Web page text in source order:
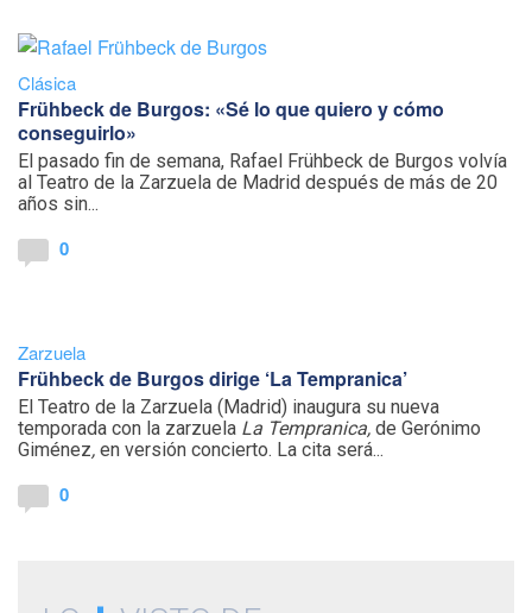
Clásica
Frühbeck de Burgos: «Sé lo que quiero y cómo
conseguirlo»
El pasado fin de semana, Rafael Frühbeck de Burgos volvía
al Teatro de la Zarzuela de Madrid después de más de 20
años sin...
0
Zarzuela
Frühbeck de Burgos dirige ‘La Tempranica’
El Teatro de la Zarzuela (Madrid) inaugura su nueva
temporada con la zarzuela La Tempranica, de Gerónimo
Giménez, en versión concierto. La cita será...
0